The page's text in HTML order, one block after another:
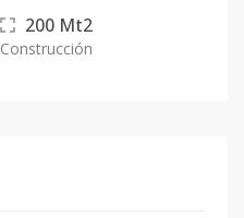
200 Mt2
Construcción